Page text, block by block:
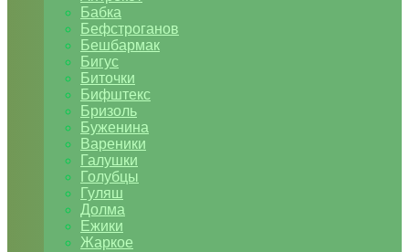
Бабка
Бефстроганов
Бешбармак
Бигус
Биточки
Бифштекс
Бризоль
Буженина
Вареники
Галушки
Голубцы
Гуляш
Долма
Ежики
Жаркое